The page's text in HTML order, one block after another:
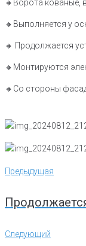
🔸️Ворота кованые,
🔸️Выполняется у
🔸️ Продолжается
🔸️Монтируются
🔸️Со стороны
Навигация
записям
Предыдущая
Предыдущая
Следующий
Следующий